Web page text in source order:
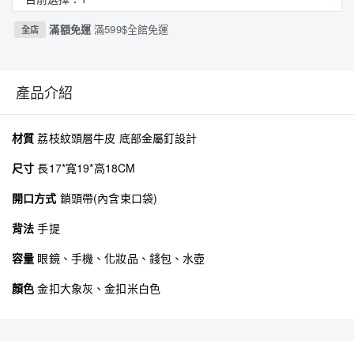
全店 滿額免運滿599$全館免運
產品介紹
材質荔枝紋頭層牛皮 底部金屬釘設計
尺寸 長17*寬19*高18CM
開口方式 鎖頭帶(內含束口袋)
背法手提
容量 眼鏡、手機、化妝品、錢包、水壺
顏色金扣大象灰、金扣米白色